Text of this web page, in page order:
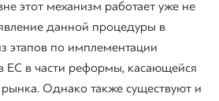
этот механизм работает уже не
данной процедуры в
этапов по имплементации
ЕС в части реформы, касающейся
Однако также существуют и